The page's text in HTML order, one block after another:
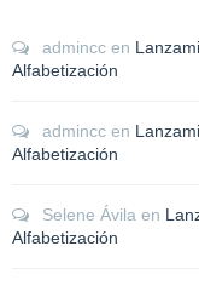
admincc en
Alfabetización
admincc en
Alfabetización
Selene Ávila en
Alfabetización